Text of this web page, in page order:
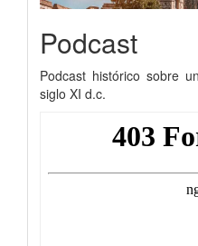
Podcast
Podcast histórico sobre
siglo XI d.c.